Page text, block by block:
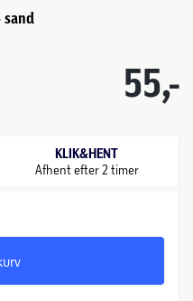
sand
55,-
KLIK&HENT
Afhent efter 2 timer